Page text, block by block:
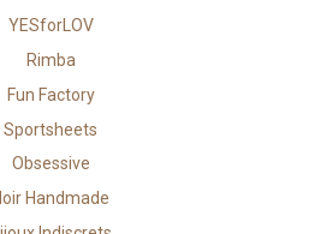
YESforLOV
Rimba
Fun Factory
Sportsheets
Obsessive
Handmade